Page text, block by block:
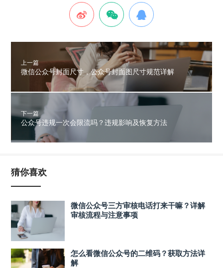
上一篇
微信公众号封面尺寸，公众号封面图尺寸规范详解
下一篇
公众号违规一次会限流吗？违规影响及恢复方法
猜你喜欢
微信公众号三方审核电话打来干嘛？详解
审核流程与注意事项
怎么看微信公众号的二维码？获取方法详
解